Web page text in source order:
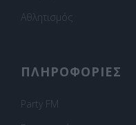
Αθλητισμός
ΠΛΗΡΟΦΟΡΙΕΣ
Party FM